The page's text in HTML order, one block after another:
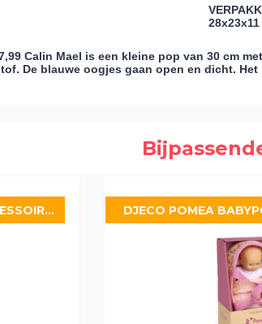
Calin Mael is een kleine pop van 30 cm
De blauwe oogjes gaan open en dicht. Het
COROLLE BABY'S ETENSTIJD ACCESSOIRESET 6-DELIG (36/42 CM) DJECO POMEA